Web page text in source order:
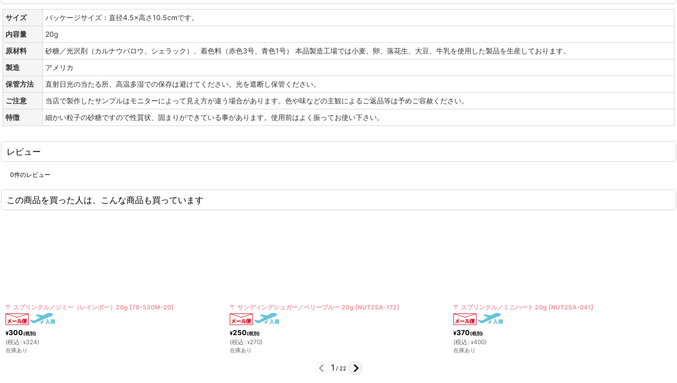
サイズ
パッケージサイズ：直径4.5×高さ10.5cmです。
内容量
20g
原材料
砂糖／光沢剤（カルナウバロウ、シェラック）、着色料（赤色3号、青色1号） 本品製造工場では小麦、卵、落花生、大豆、牛乳を使用した製品を生産しております。
製造
アメリカ
保管方法
直射日光の当たる所、高温多湿での保存は避けてください。光を遮断し保管ください。
ご注意
当店で製作したサンプルはモニターによって見え方が違う場合があります。色や味などの主観によるご返品等は予めご容赦ください。
特徴
細かい粒子の砂糖ですので性質状、固まりができている事があります。使用前はよく振ってお使い下さい。
レビュー
0件のレビュー
この商品を買った人は、こんな商品も買っています
〒 サンディングシュガー／ベリーブルー 20g [NUT2SA-172
¥250(税別)
(税込: ¥270)
在庫あり
〒 スプリンクル／ミニハート 20g [NUT2SA-041]
¥370(税別)
(税込: ¥400
在庫あり
〒 シュガービーズ 20g [OUT082 ]
¥370(税別)
(税込: ¥400)
在庫あり
2 / 22